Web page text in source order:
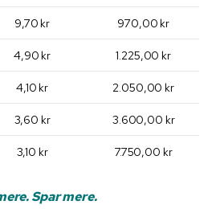
9,70 kr 970,00 kr
4,90 kr 1.225,00 kr
4,10 kr 2.050,00 kr
3,60 kr 3.600,00 kr
3,10 kr 7.750,00 kr
Spar mere.